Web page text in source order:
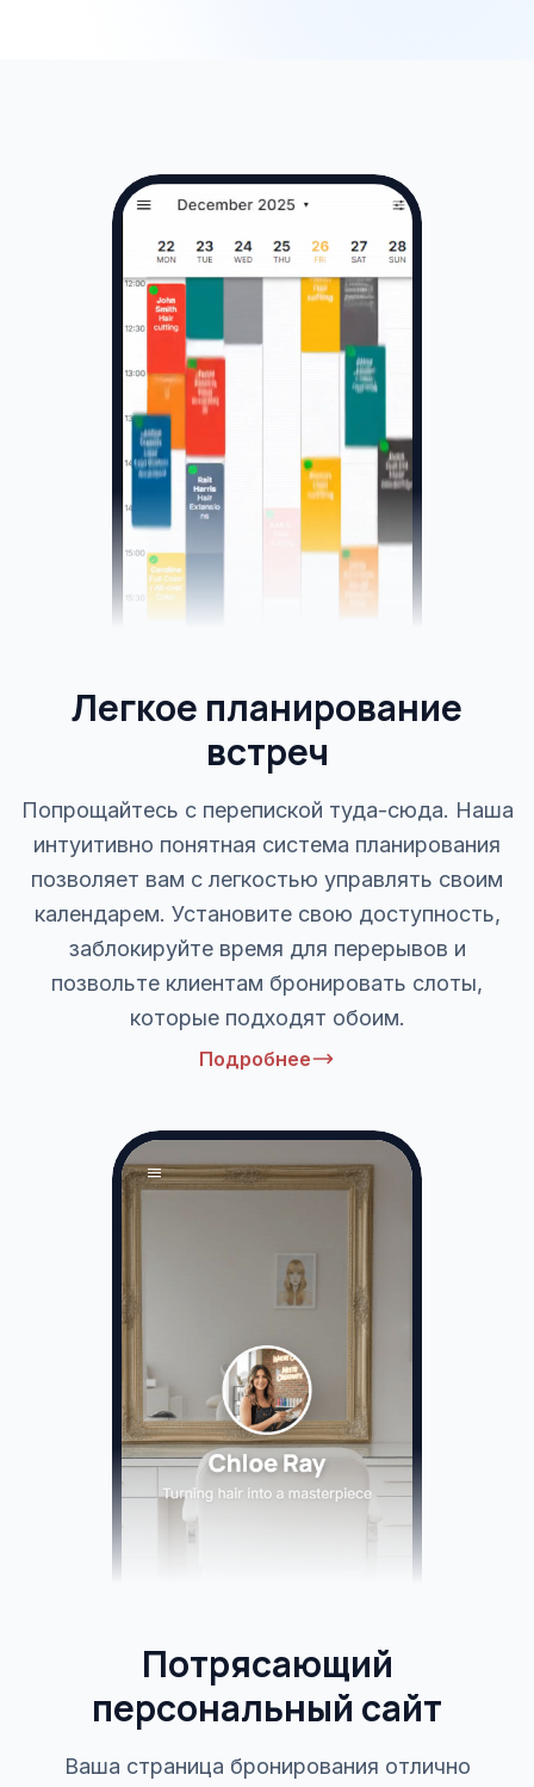
Легкое планирование
встреч
Попрощайтесь с перепиской туда-сюда. Наша
интуитивно понятная система планирования
позволяет вам с легкостью управлять своим
календарем. Установите свою доступность,
заблокируйте время для перерывов и
позвольте клиентам бронировать слоты,
которые подходят обоим.
Подробнее
Потрясающий
персональный сайт
Ваша страница бронирования отлично